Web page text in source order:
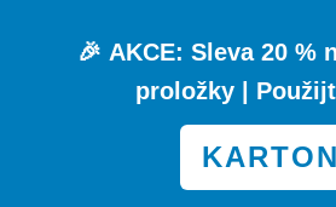
🎉 AKCE: Sleva 20 %
proložky|
KARTON